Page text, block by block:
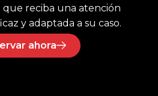
que reciba una atención
y adaptada a su caso.
ahora